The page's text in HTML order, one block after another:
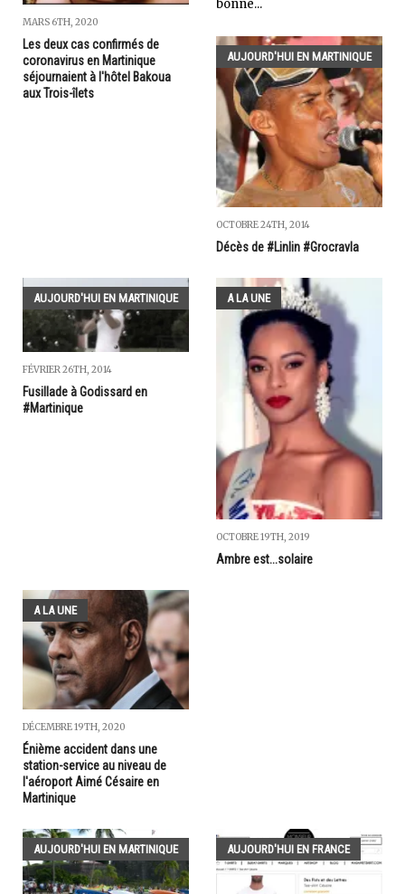
MARS 6TH, 2020
Les deux cas confirmés de
coronavirus en Martinique
séjournaient à l'hôtel Bakoua
aux Trois-îlets
bonne...
AUJOURD'HUI EN MARTINIQUE
OCTOBRE 24TH, 2014
Décès de #Linlin #Grocravla
AUJOURD'HUI EN MARTINIQUE
FÉVRIER 26TH, 2014
Fusillade à Godissard en
#Martinique
A LA UNE
OCTOBRE 19TH, 2019
Ambre est...solaire
A LA UNE
DÉCEMBRE 19TH, 2020
Énième accident dans une
station-service au niveau de
l'aéroport Aimé Césaire en
Martinique
AUJOURD'HUI EN MARTINIQUE AUJOURD'HUI EN FRANCE